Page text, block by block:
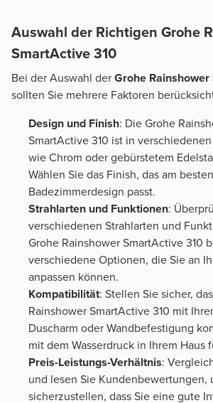
Auswahl der Richtigen Grohe
SmartActive 310
Bei der Auswahl derGrohe
sollten Sie mehrere Faktoren
Design und Finish: Die Grohe
SmartActive 310 ist in
wie Chrom oder gebürstetem
Wählen Sie das Finish, das am
Badezimmerdesign passt.
Strahlarten und Funktionen:
verschiedenen Strahlarten und
Grohe Rainshower SmartActive 310
verschiedene Optionen, die Sie an
anpassen können.
Kompatibilität: Stellen Sie sicher,
Rainshower SmartActive 310 mit
Duscharm oder Wandbefestigung
mit dem Wasserdruck in Ihrem Haus
Preis-Leistungs-Verhältnis:
und lesen Sie Kundenbewertungen,
sicherzustellen, dass Sie eine gute